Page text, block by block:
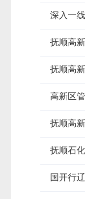
深入一
抚顺高
抚顺高
高新区
抚顺高
抚顺石
国开行